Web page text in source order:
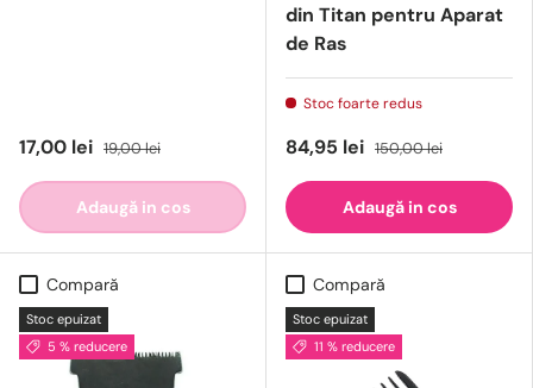
17,00 lei 19,00 lei
Adaugă in cos
din Titan pentru Aparat
de Ras
Stoc foarte redus
84,95 lei 150,00 lei
Adaugă in cos
Compară
Stoc epuizat
5 % reducere
Compară
Stoc epuizat
11 % reducere